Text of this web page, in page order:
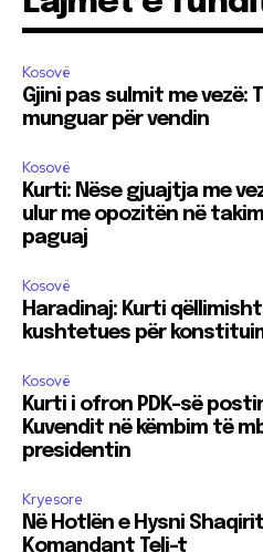
Kosovë
Gjini pas sulmit me vezë:
munguar për vendin
Kosovë
Kurti: Nëse gjuajtja me
ulur me opozitën në
paguaj
Kosovë
Haradinaj: Kurti
kushtetues për
Kosovë
Kurti i ofron PDK-së
Kuvendit në këmbim të
presidentin
Kryesore
Në Hotlën e Hysni
Komandant Teli-t